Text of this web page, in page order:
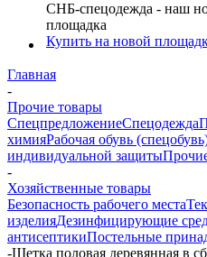
СНБ-спецодежда - наш
площадка
Купить на новой
Главная
-
Прочие товары
СпецпредложениеСпецодежда
химияРабочая обувь
индивидуальной защиты
-
Хозяйственные товары
Безопасность рабочего места
изделияДезинфицирующие
антисептикиПостельные
-Щетка половая деревянная в